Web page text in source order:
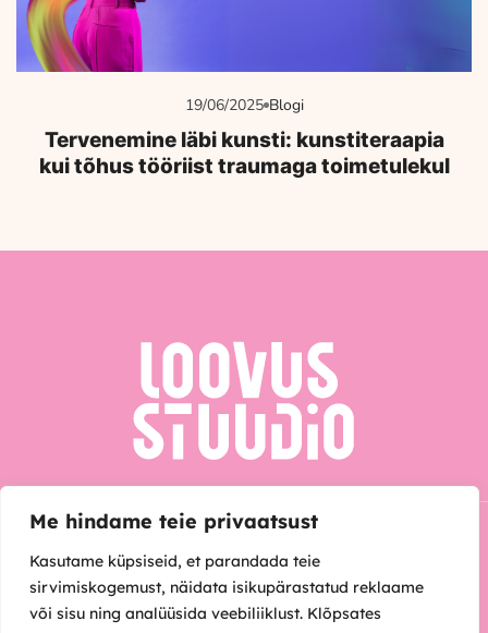
Me hindame teie privaatsust
Kasutame küpsiseid, et parandada teie
sirvimiskogemust, näidata isikupärastatud reklaame
või sisu ning analüüsida veebiliiklust. Klõpsates
19/06/2025 Blogi
Tervenemine läbi kunsti: kunstiteraapia
kui tõhus tööriist traumaga toimetulekul